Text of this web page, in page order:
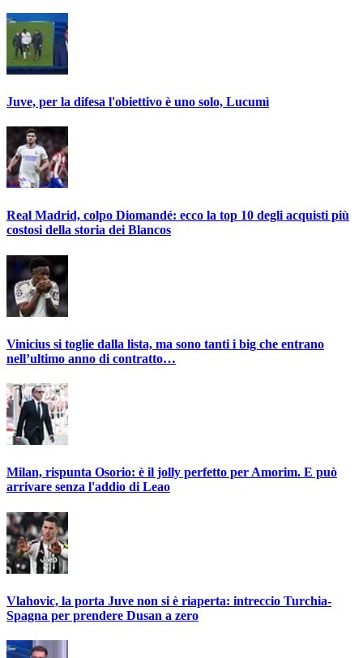
Juve, per la difesa l'obiettivo è uno solo, Lucumì
Real Madrid, colpo Diomandé: ecco la top 10 degli acquisti più
costosi della storia dei Blancos
Vinicius si toglie dalla lista, ma sono tanti i big che entrano
nell’ultimo anno di contratto…
Milan, rispunta Osorio: è il jolly perfetto per Amorim. E può
arrivare senza l'addio di Leao
Vlahovic, la porta Juve non si è riaperta: intreccio Turchia-
Spagna per prendere Dusan a zero